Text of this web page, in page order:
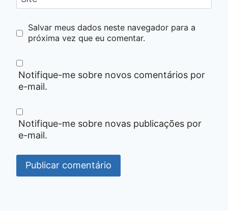
Salvar meus dados neste navegador para a
próxima vez que eu comentar.
Notifique-me sobre novos comentários por
e-mail.
Notifique-me sobre novas publicações por
e-mail.